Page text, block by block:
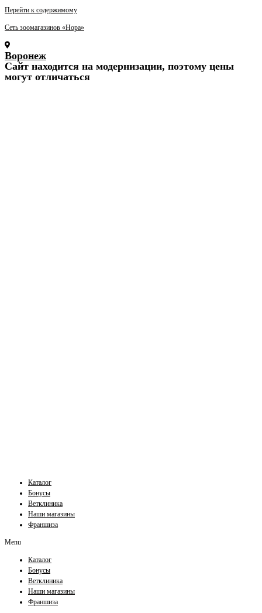
Перейти к содержимому
Сеть зоомагазинов «Нора»
Воронеж
Cайт находится на модернизации, поэтому цены
могут отличаться
Каталог
Бонусы
Ветклиника
Наши магазины
Франшиза
Menu
Каталог
Бонусы
Ветклиника
Наши магазины
Франшиза